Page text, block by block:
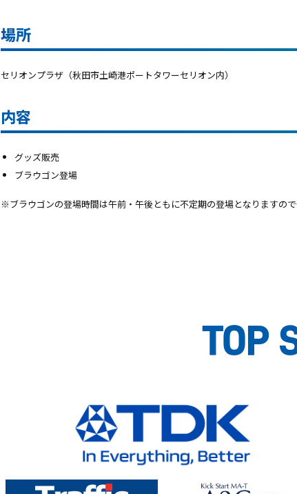
場所
セリオンプラザ（秋田市土崎港ポートタワーセリオン内）
内容
グッズ販売
ブラウゴン登場
※ブラウゴンの登場時間は午前・午後ともに不定期の登場となりますので
TOP